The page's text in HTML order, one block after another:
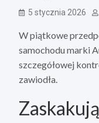
5 stycznia 2026
W piątkowe
samochodu marki
szczegółowej
zawiodła.